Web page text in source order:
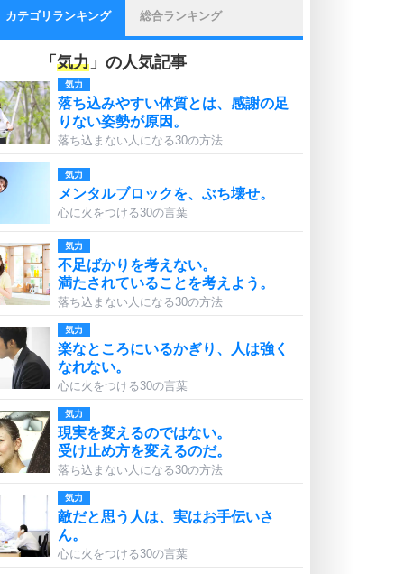
カテゴリランキング 総合ランキング
「 気力 」の人気記事
気力
落ち込みやすい体質とは、感謝の足
りない姿勢が原因。
落ち込まない人になる30の方法
気力
メンタルブロックを、ぶち壊せ。
心に火をつける30の言葉
気力
不足ばかりを考えない。
満たされていることを考えよう。
落ち込まない人になる30の方法
気力
楽なところにいるかぎり、人は強く
なれない。
心に火をつける30の言葉
気力
現実を変えるのではない。
受け止め方を変えるのだ。
落ち込まない人になる30の方法
気力
敵だと思う人は、実はお手伝いさ
ん。
心に火をつける30の言葉